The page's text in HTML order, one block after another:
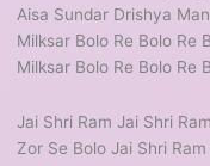
Aisa Sundar Drishya
Milksar Bolo Re Bolo Re
Milksar Bolo Re Bolo Re
Jai Shri Ram Jai Shri Ram
Zor Se Bolo Jai Shri Ram